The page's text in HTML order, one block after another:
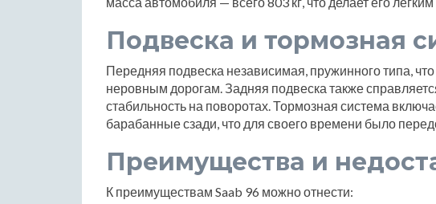
Подвеска и тормозная
Передняя подвеска независимая, пружинного типа,
неровным дорогам. Задняя подвеска также
стабильность на поворотах. Тормозная система
барабанные сзади, что для своего времени было
Преимущества и
К преимуществам Saab 96 можно отнести: